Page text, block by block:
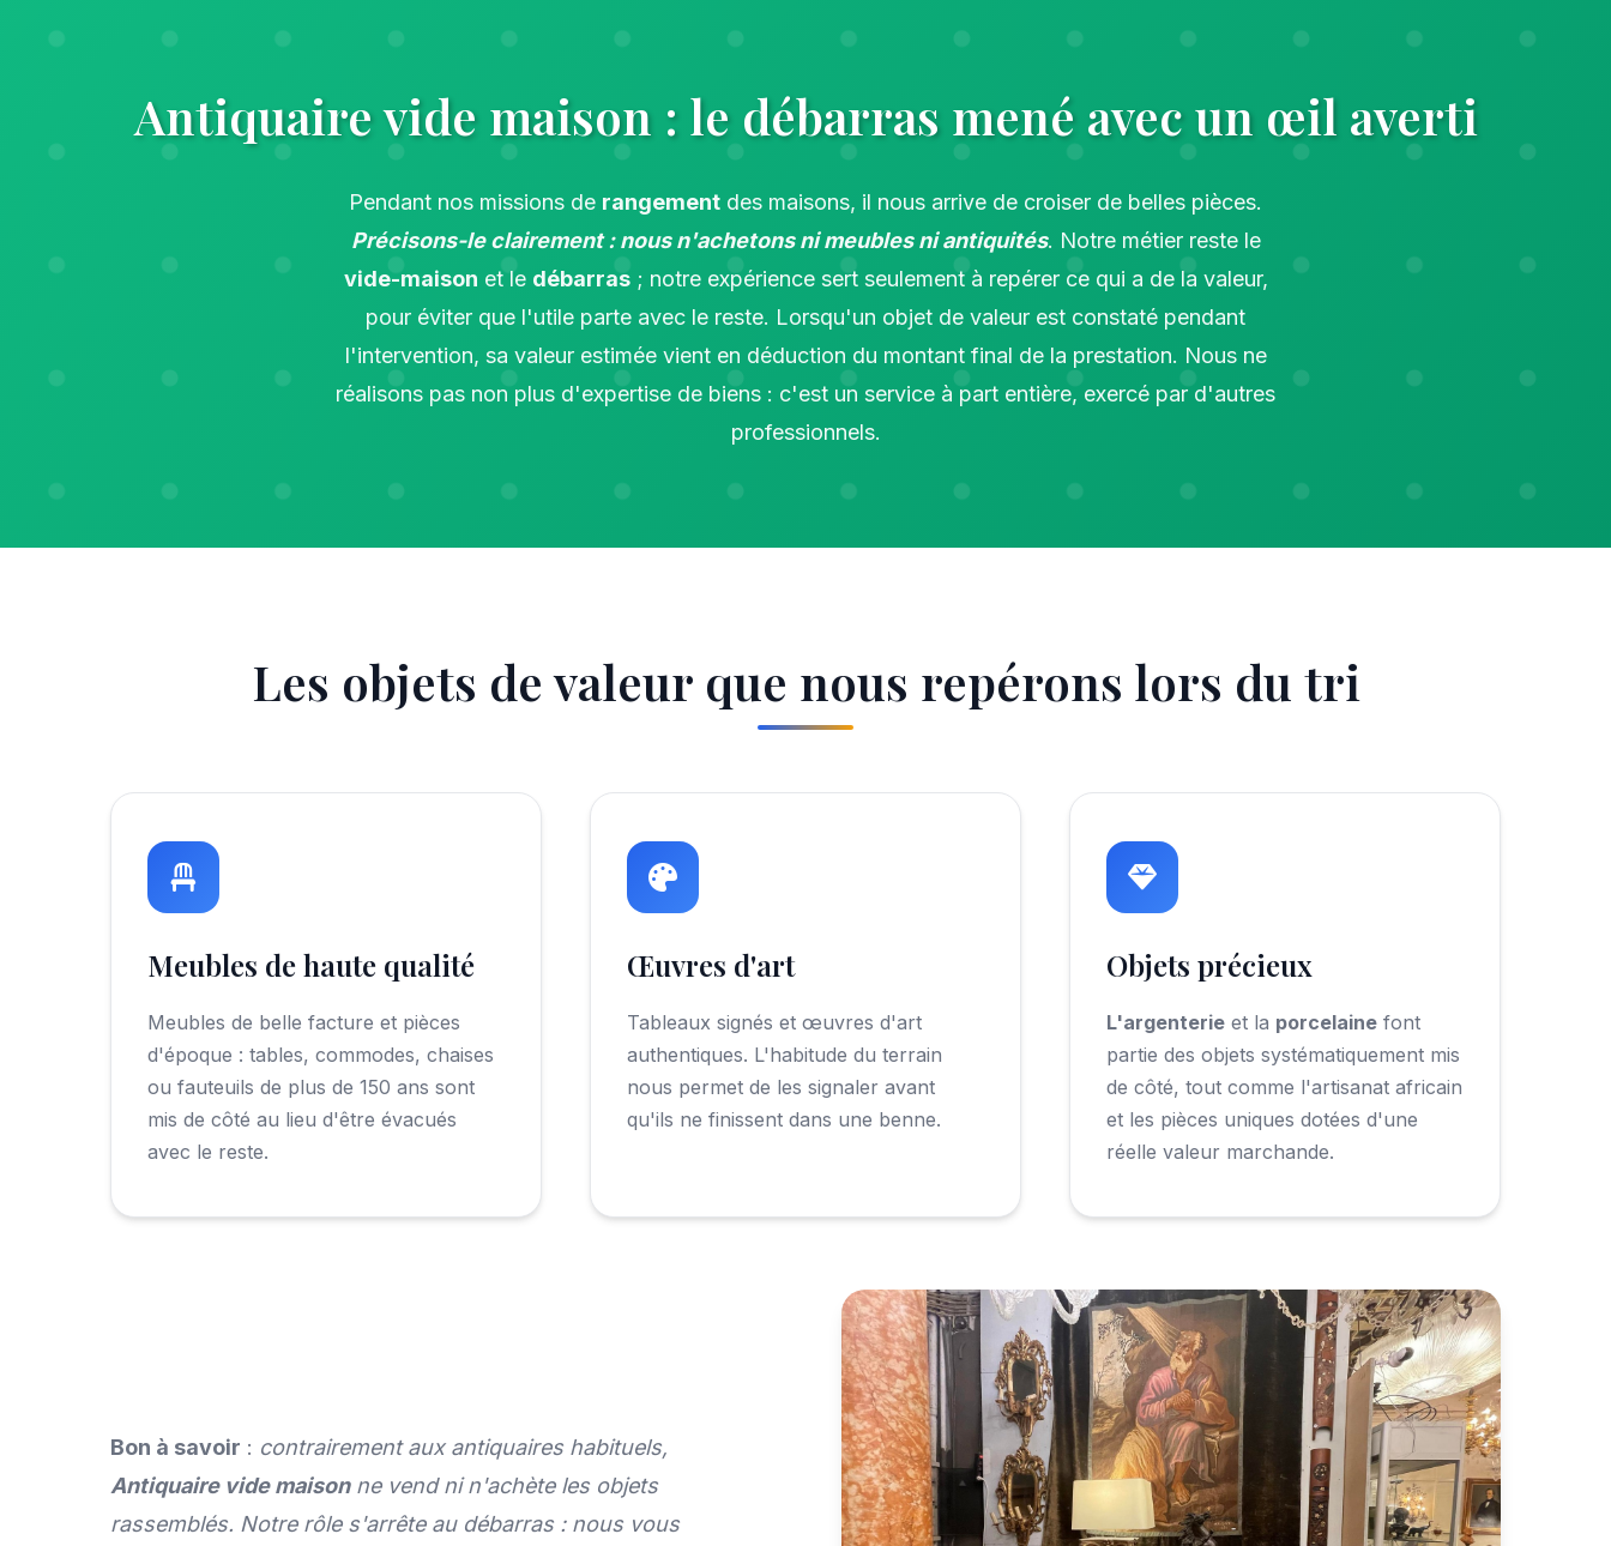
Antiquaire vide maison : le débarras mené avec un œil averti
Pendant nos missions de rangement des maisons, il nous arrive de croiser de belles pièces.
Précisons-le clairement : nous n'achetons ni meubles ni antiquités. Notre métier reste le
vide-maison et le débarras; notre expérience sert seulement à repérer ce qui a de la valeur,
pour éviter que l'utile parte avec le reste. Lorsqu'un objet de valeur est constaté pendant
l'intervention, sa valeur estimée vient en déduction du montant final de la prestation. Nous ne
réalisons pas non plus d'expertise de biens : c'est un service à part entière, exercé par d'autres
professionnels.
Les objets de valeur que nous repérons lors du tri
Meubles de haute qualité
Meubles de belle facture et pièces
d'époque : tables, commodes, chaises
ou fauteuils de plus de 150 ans sont
mis de côté au lieu d'être évacués
avec le reste.
Œuvres d'art
Tableaux signés et œuvres d'art
authentiques. L'habitude du terrain
nous permet de les signaler avant
qu'ils ne finissent dans une benne.
Objets précieux
L'argenterie et la porcelaine font
partie des objets systématiquement mis
de côté, tout comme l'artisanat africain
et les pièces uniques dotées d'une
réelle valeur marchande.
Bon à savoir : contrairement aux antiquaires habituels,
Antiquaire vide maison ne vend ni n'achète les objets
rassemblés. Notre rôle s'arrête au débarras : nous vous